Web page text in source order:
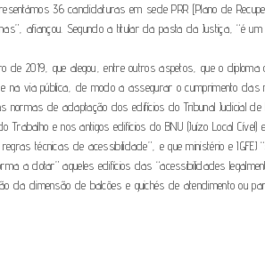
36 candidaturas em sede PRR [Plano de
afiançou. Segundo a titular da pasta da Justiça, “é
de 2019, que alegou, entre outros aspetos, que o
na via pública, de modo a assegurar o cumprimento
de adaptação dos edifícios do Tribunal Judicial
e nos antigos edifícios do BNU (Juízo Local
técnicas de acessibilidade”, e que ministério e
a dotar” aqueles edifícios das “acessibilidades
da dimensão de balcões e guichés de atendimento